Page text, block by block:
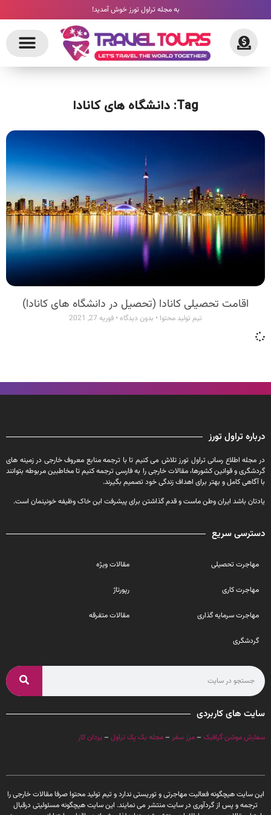
به مجله تراول تورز خوش آمدید!
Tag: دانشگاه های کانادا
اقامت تحصیلی کانادا (تحصیل در دانشگاه های کانادا)
تیم تولید محتوا بدون دیدگاه فوریه 27, 2021
درباره تراول تورز
در مجله اطلاع رسانی تراول تورز تلاش می کنیم تا با ترجمه منابع معروف خارجی در زمینه های
گردشگری و قوانین کشورها، مقالات خارجی را به فارسی ترجمه کنیم تا مخاطبین مربوطه بتوانند
با آگاهی کامل و بهتر برای اهداف زندگی خود تصمیم بگیرند.
یادتان باشد ایران وطن ماست و قدم گذاشتن برای پیشرفت این خاک وظیفه خونینمان است.
دسترسی سریع
مهاجرت تحصیلی
مهاجرت کاری
مهاجرت سرمایه گذاری
گردشگری
مقالات ویژه
رپورتاژ
مقالات متفرقه
سایت های کاربردی
سفارش موشن گرافیک – مرز سفر – مجله بک پک تراول – یزدان کار
این سایت هیچگونه فعالیت مهاجرتی و توریستی ندارد و تیم تولید محتوا صرفا مقالات خارجی را
ترجمه و پس از گردآوری در سایت منتشر می نمایند. این سایت هیچگونه مسئولیتی درقبال